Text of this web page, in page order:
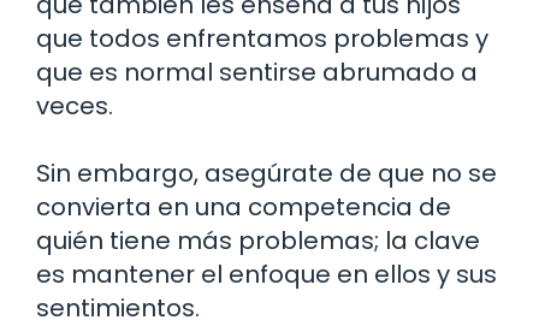
que todos enfrentamos problemas y
que es normal sentirse abrumado a
veces.
Sin embargo, asegúrate de que no se
convierta en una competencia de
quién tiene más problemas; la clave
es mantener el enfoque en ellos y sus
sentimientos.